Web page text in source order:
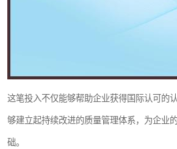
这笔投入不仅能够帮助企业获得国际认可的
够建立起持续改进的质量管理体系，为企业
础。